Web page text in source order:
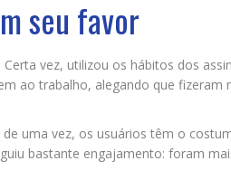
seu favor
Certa vez, utilizou os hábitos dos
ao trabalho, alegando que fizeram
uma vez, os usuários têm o
bastante engajamento: foram